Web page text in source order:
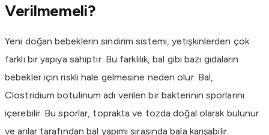
Verilmemeli?
Yeni doğan bebeklerin sindirim sistemi, yetişkinlerden çok
farklı bir yapıya sahiptir. Bu farklılık, bal gibi bazı gıdaların
bebekler için riskli hale gelmesine neden olur. Bal,
Clostridium botulinum adı verilen bir bakterinin sporlarını
içerebilir. Bu sporlar, toprakta ve tozda doğal olarak bulunur
ve arılar tarafından bal yapımı sırasında bala karışabilir.